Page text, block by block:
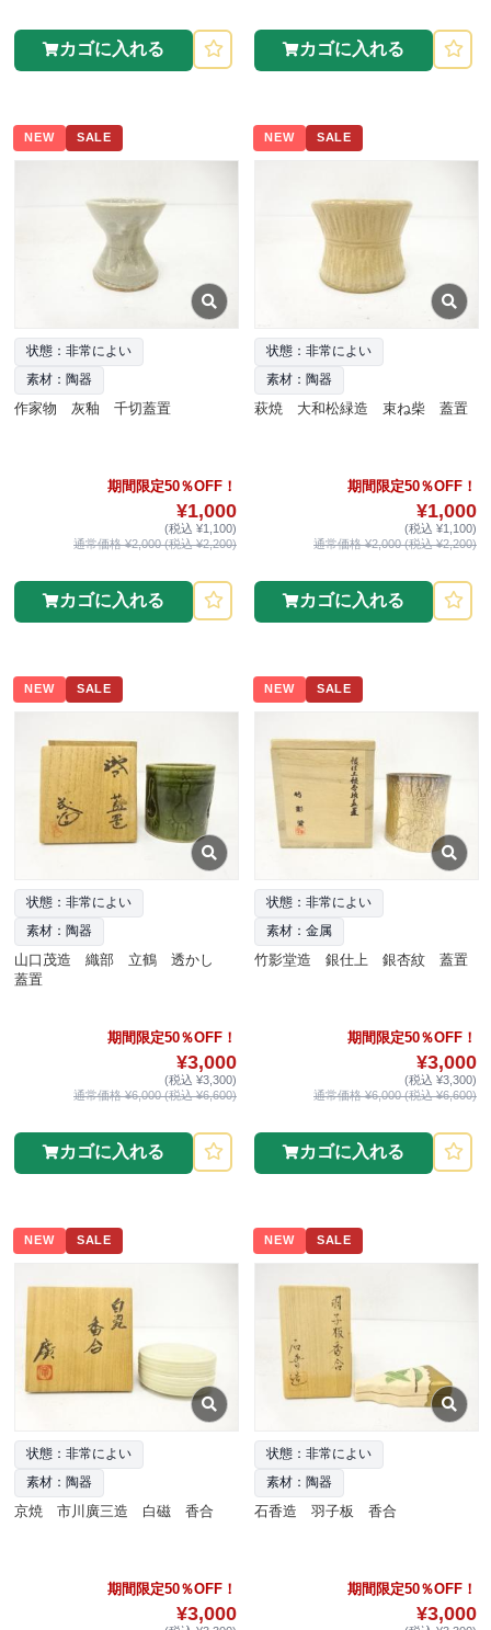
カゴに入れる カゴに入れる
NEW SALE
状態：非常によい
素材：陶器
作家物 灰釉 千切蓋置
期間限定50％OFF！
¥1,000
(税込 ¥1,100)
通常価格 ¥2,000 (税込 ¥2,200)
カゴに入れる
NEW SALE
状態：非常によい
素材：陶器
萩焼 大和松緑造 束ね柴 蓋置
期間限定50％OFF！
¥1,000
(税込 ¥1,100)
通常価格 ¥2,000 (税込 ¥2,200)
カゴに入れる
NEW SALE
状態：非常によい
素材：陶器
山口茂造 織部 立鶴 透かし
蓋置
期間限定50％OFF！
¥3,000
(税込 ¥3,300)
通常価格 ¥6,000 (税込 ¥6,600)
カゴに入れる
NEW SALE
状態：非常によい
素材：金属
竹影堂造 銀仕上 銀杏紋 蓋置
期間限定50％OFF！
¥3,000
(税込 ¥3,300)
通常価格 ¥6,000 (税込 ¥6,600)
カゴに入れる
NEW SALE
状態：非常によい
素材：陶器
京焼 市川廣三造 白磁 香合
期間限定50％OFF！
¥3,000
NEW SALE
状態：非常によい
素材：陶器
石香造 羽子板 香合
期間限定50％OFF！
¥3,000